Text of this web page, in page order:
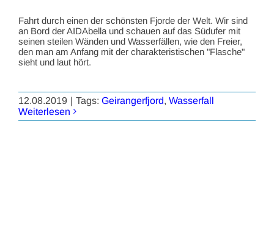
Fahrt durch einen der schönsten Fjorde der Welt. Wir sind
an Bord der AIDAbella und schauen auf das Südufer mit
seinen steilen Wänden und Wasserfällen, wie den Freier,
den man am Anfang mit der charakteristischen "Flasche"
sieht und laut hört.
12.08.2019 | Tags: Geirangerfjord, Wasserfall
Weiterlesen